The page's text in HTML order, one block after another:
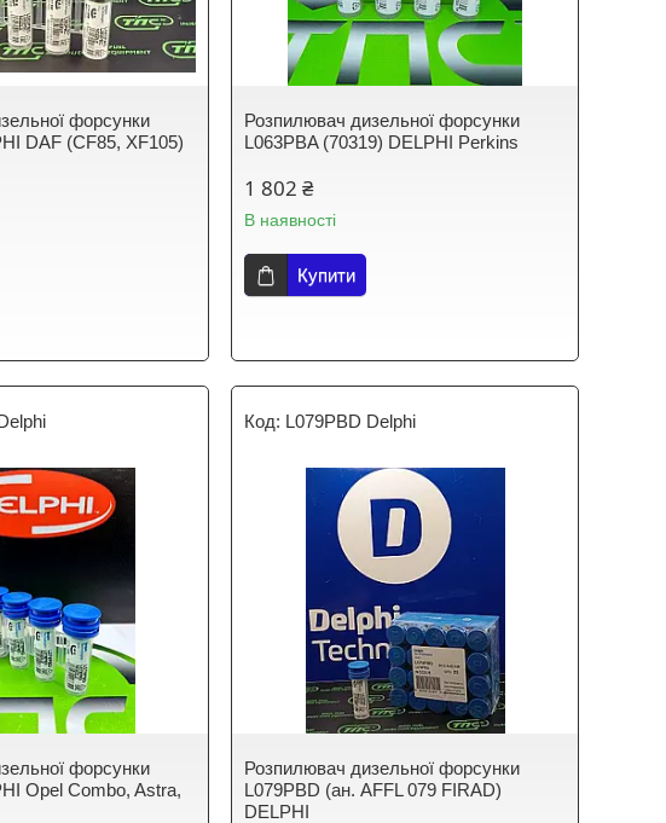
форсунки
DAF (CF85, XF105)
Розпилювач дизельної форсунки
L063PBA (70319) DELPHI Perkins
1 802 ₴
В наявності
Купити
форсунки
Opel Combo, Astra,
L079PBD Delphi
Розпилювач дизельної форсунки
L079PBD (ан. AFFL 079 FIRAD)
DELPHI